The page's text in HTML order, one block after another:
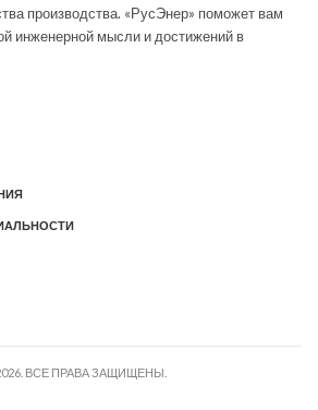
производства. «РусЭнер» поможет вам
инженерной мысли и достижений в
ВСЕ ПРАВА ЗАЩИЩЕНЫ.